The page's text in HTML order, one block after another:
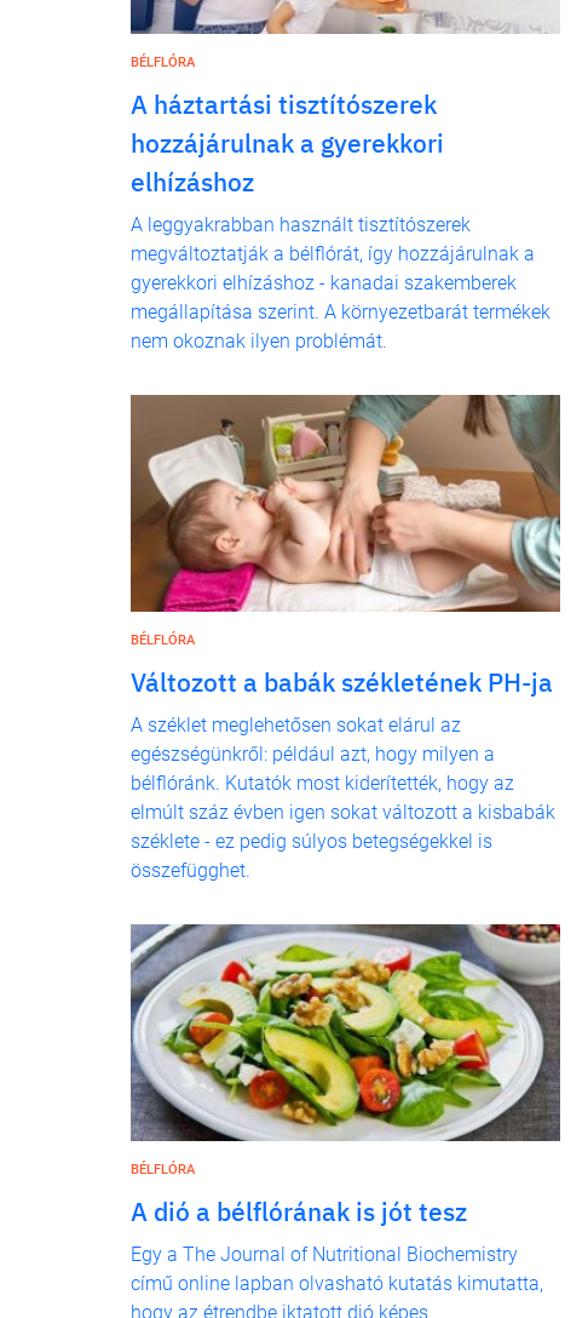
BÉLFLÓRA
A háztartási tisztítószerek
hozzájárulnak a gyerekkori
elhízáshoz
A leggyakrabban használt tisztítószerek
megváltoztatják a bélflórát, így hozzájárulnak a
gyerekkori elhízáshoz - kanadai szakemberek
megállapítása szerint. A környezetbarát termékek
nem okoznak ilyen problémát.
BÉLFLÓRA
Változott a babák székletének PH-ja
A széklet meglehetősen sokat elárul az
egészségünkről: például azt, hogy milyen a
bélflóránk. Kutatók most kiderítették, hogy az
elmúlt száz évben igen sokat változott a kisbabák
széklete - ez pedig súlyos betegségekkel is
összefügghet.
BÉLFLÓRA
A dió a bélflórának is jót tesz
Egy a The Journal of Nutritional Biochemistry
című online lapban olvasható kutatás kimutatta,
hogy az étrendbe iktatott dió képes